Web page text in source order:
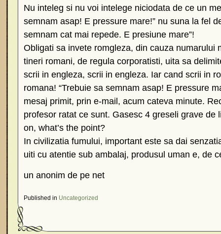
Nu inteleg si nu voi intelege niciodata de ce un
semnam asap! E pressure mare!” nu suna la fel
semnam cat mai repede. E presiune mare”!
Obligati sa invete romgleza, din cauza numarului
tineri romani, de regula corporatisti, uita sa
scrii in engleza, scrii in engleza. Iar cand scrii in
romana! “Trebuie sa semnam asap! E pressure
mesaj primit, prin e-mail, acum cateva minute.
profesor ratat ce sunt. Gasesc 4 greseli grave de
on, what’s the point?
In civilizatia fumului, important este sa dai
uiti cu atentie sub ambalaj, produsul uman e, de
un anonim de pe net
Published in Uncategorized